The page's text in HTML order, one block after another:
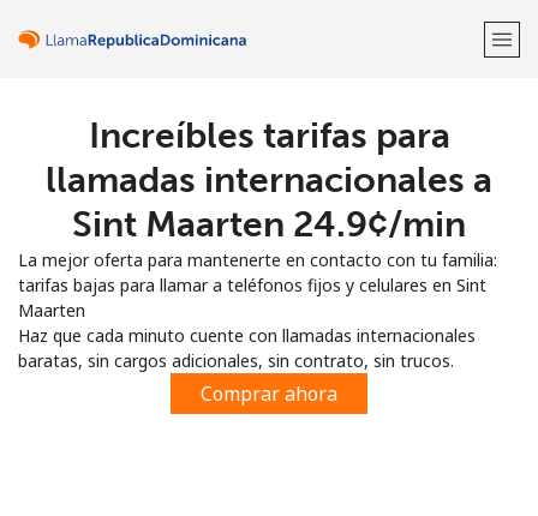
¡Bienvenido!
Regístrate con
o
Increíbles tarifas para
llamadas internacionales a
Sint Maarten ⁦24.9¢⁩/min
La mejor oferta para mantenerte en contacto con tu familia:
tarifas bajas para llamar a teléfonos fijos y celulares en Sint
Maarten
Haz que cada minuto cuente con llamadas internacionales
baratas, sin cargos adicionales, sin contrato, sin trucos.
Comprar ahora